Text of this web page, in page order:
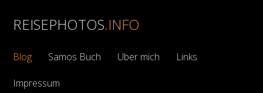
REISEPHOTOS.INFO
Blog Samos Buch Über mich Links
Impressum